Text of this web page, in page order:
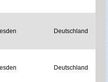
Deutschland
Deutschland